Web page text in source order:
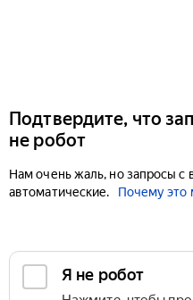
Подтвердите, что
не робот
Нам очень жаль, но запросы с
автоматические.
Почему это